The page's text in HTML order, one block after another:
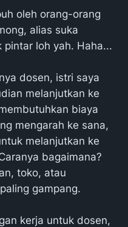
oleh orang-orang
alias suka
loh yah. Haha...
dosen, istri saya
melanjutkan ke
biaya
mengarah ke sana,
melanjutkan ke
bagaimana?
toko, atau
gampang.
kerja untuk dosen,